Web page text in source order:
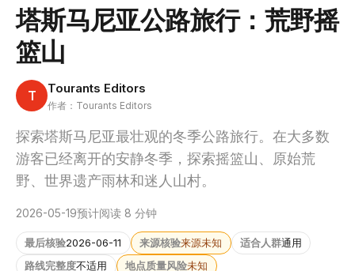
塔斯马尼亚公路旅行：荒野摇
篮山
T Tourants Editors
作者：Tourants Editors
探索塔斯马尼亚最壮观的冬季公路旅行。在大多数
游客已经离开的安静冬季，探索摇篮山、原始荒
野、世界遗产雨林和迷人山村。
2026-05-19预计阅读 8 分钟
最后核验2026-06-11 来源核验来源未知 适合人群通用
路线完整度不适用 地点质量风险未知